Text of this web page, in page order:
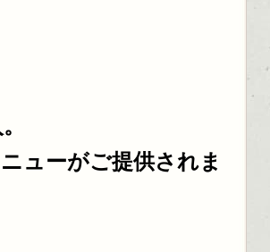
ューがご提供されま